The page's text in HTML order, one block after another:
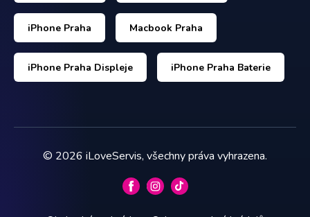
iPhone Praha Macbook Praha
iPhone Praha Displeje iPhone Praha Baterie
© 2026 iLoveServis, všechny práva vyhrazena.